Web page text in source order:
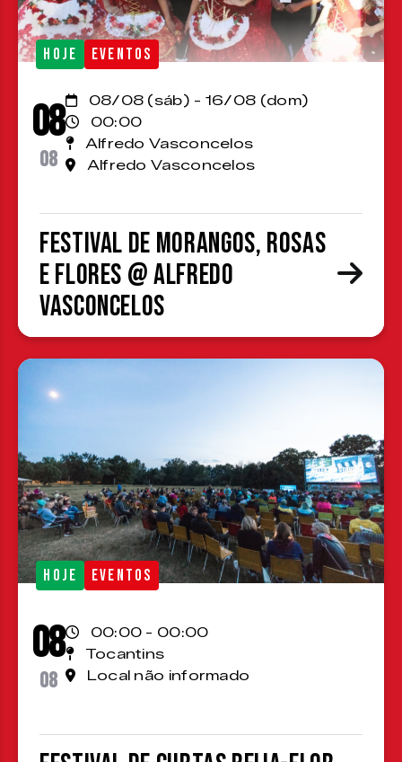
HOJE EVENTOS
08
08
08/08 (sáb) - 16/08 (dom)
00:00
Alfredo Vasconcelos
Alfredo Vasconcelos
Festival de Morangos, Rosas
e Flores @ Alfredo
Vasconcelos
HOJE EVENTOS
08
08
00:00 - 00:00
Tocantins
Local não informado